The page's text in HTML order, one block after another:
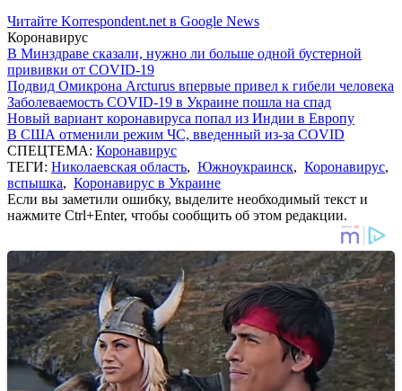
Читайте Korrespondent.net в Google News
Коронавирус
В Минздраве сказали, нужно ли больше одной бустерной
прививки от COVID-19
Подвид Омикрона Arcturus впервые привел к гибели человека
Заболеваемость COVID-19 в Украине пошла на спад
Новый вариант коронавируса попал из Индии в Европу
В США отменили режим ЧС, введенный из-за COVID
СПЕЦТЕМА: Коронавирус
ТЕГИ: Николаевская область, Южноукраинск, Коронавирус,
вспышка, Коронавирус в Украине
Если вы заметили ошибку, выделите необходимый текст и
нажмите Ctrl+Enter, чтобы сообщить об этом редакции.